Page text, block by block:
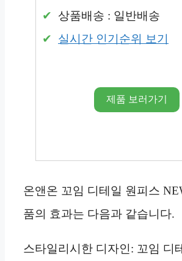
상품배송 : 일반배송
실시간 인기순위 보기
제품 보러가기
온앤온 꼬임 디테일 원피스
품의 효과는 다음과 같습니다.
스타일리시한 디자인: 꼬임 디